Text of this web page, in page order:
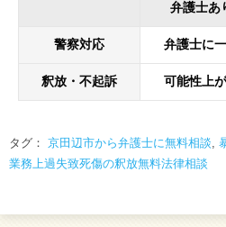
弁護士あ
警察対応 弁護士に
釈放・不起訴 可能性上
タグ： 京田辺市から弁護士に無料相談,
業務上過失致死傷の釈放無料法律相談